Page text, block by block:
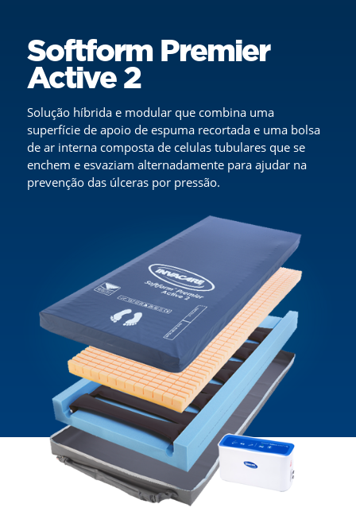
Softform Premier
Active 2
Solução híbrida e modular que combina uma
superfície de apoio de espuma recortada e uma bolsa
de ar interna composta de celulas tubulares que se
enchem e esvaziam alternadamente para ajudar na
prevenção das úlceras por pressão.